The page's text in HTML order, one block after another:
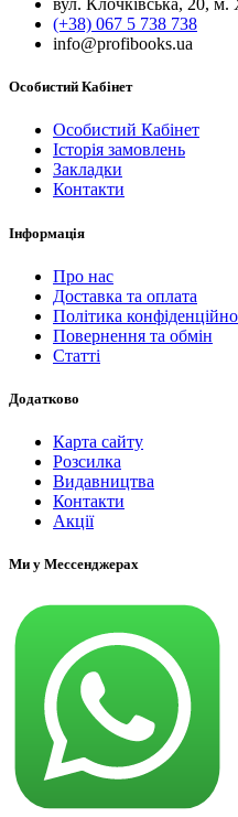
вул. Клочківська, 20, м.
(+38) 067 5 738 738
info@profibooks.ua
Особистий Кабінет
Особистий Кабінет
Історія замовлень
Закладки
Контакти
Інформація
Про нас
Доставка та оплата
Політика
Повернення та обмін
Статті
Додатково
Карта сайту
Розсилка
Видавництва
Контакти
Акції
Ми у Мессенджерах